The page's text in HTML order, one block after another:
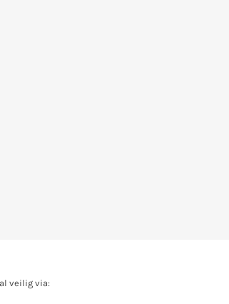
veilig via: